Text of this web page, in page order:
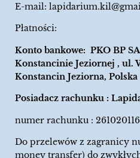
E-mail:
Płatności:
Konto bankowe: PKO BP SA
Konstancinie Jeziornej , ul.
Konstancin Jeziorna, Polska
Posiadacz rachunku :
numer rachunku :
Do przelewów z zagranicy
money transfer) do